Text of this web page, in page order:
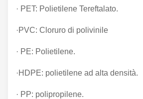
· PET: Polietilene Tereftalato.
·PVC: Cloruro di polivinile
· PE: Polietilene.
·HDPE: polietilene ad alta densità.
· PP: polipropilene.